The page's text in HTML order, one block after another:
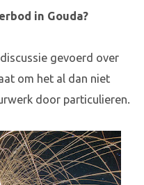
in Gouda?
gevoerd over
om het al dan niet
door particulieren.